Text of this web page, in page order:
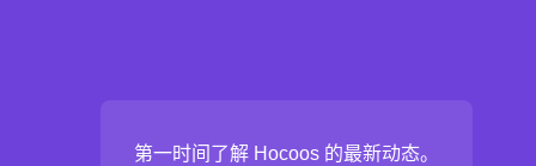
第一时间了解 Hocoos 的最新动态。